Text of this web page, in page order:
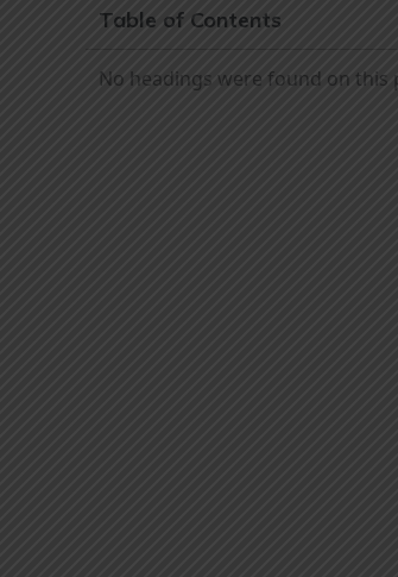
Table of Contents
No headings were found on this